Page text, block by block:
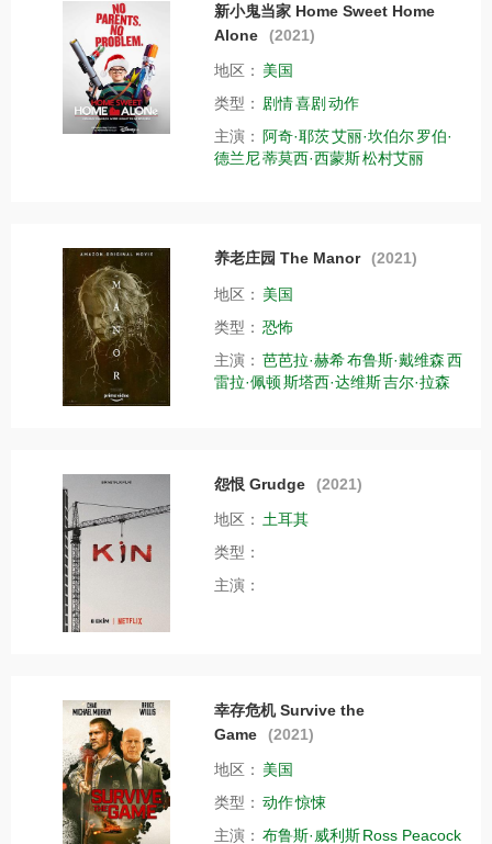
新小鬼当家 Home Sweet Home
Alone
(2021)
地区： 美国
类型： 剧情喜剧 动作
主演：
阿奇·耶茨艾丽·坎伯尔罗伯·
德兰尼蒂莫西·西蒙斯松村艾丽
养老庄园 The Manor (2021)
地区： 美国
类型： 恐怖
主演： 芭芭拉·赫希布鲁斯·戴维森西
雷拉·佩顿斯塔西·达维斯吉尔·拉森
怨恨 Grudge (2021)
地区： 土耳其
类型：
主演：
幸存危机 Survive the
Game
(2021)
地区： 美国
类型： 动作惊悚
主演： 布鲁斯·威利斯Ross Peacock